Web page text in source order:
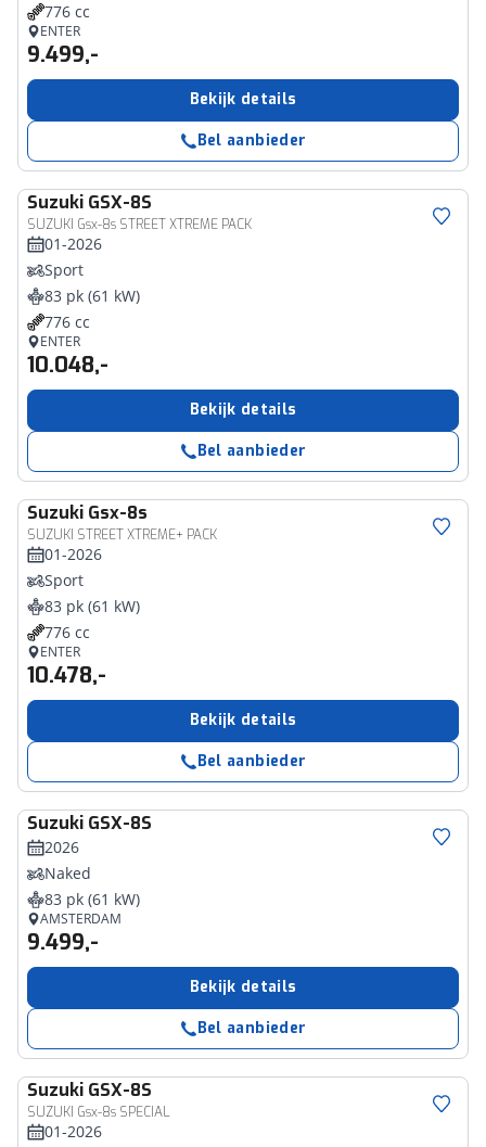
776 cc
ENTER
9.499,-
Bekijk details
Bel aanbieder
Suzuki GSX-8S
SUZUKI Gsx-8s STREET XTREME PACK
01-2026
Sport
83 pk (61 kW)
776 cc
ENTER
10.048,-
Bekijk details
Bel aanbieder
Suzuki Gsx-8s
SUZUKI STREET XTREME+ PACK
01-2026
Sport
83 pk (61 kW)
776 cc
ENTER
10.478,-
Bekijk details
Bel aanbieder
Suzuki GSX-8S
2026
Naked
83 pk (61 kW)
AMSTERDAM
9.499,-
Bekijk details
Bel aanbieder
Suzuki GSX-8S
SUZUKI Gsx-8s SPECIAL
01-2026